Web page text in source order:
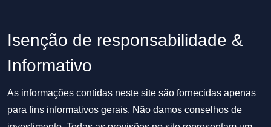
Isenção de responsabilidade &
Informativo
As informações contidas neste site são fornecidas apenas
para fins informativos gerais. Não damos conselhos de